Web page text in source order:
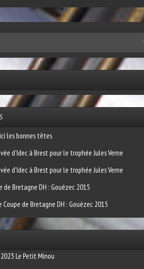
les bonnes têtes
d’Idec à Brest pour le trophée Jules Verne
d’Idec à Brest pour le trophée Jules Verne
de Bretagne DH : Gouézec 2015
Coupe de Bretagne DH : Gouézec 2015
Le Petit Minou